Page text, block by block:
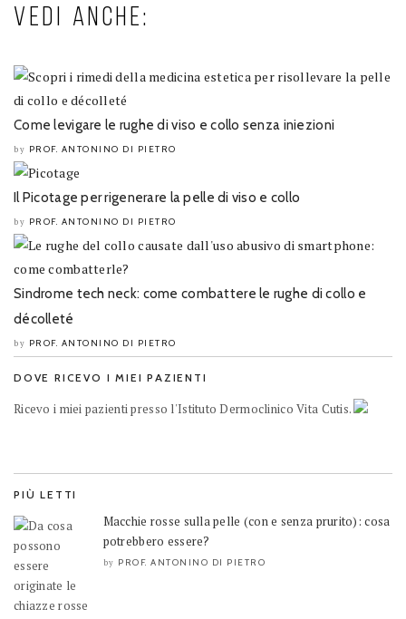
VEDI ANCHE:
Come levigare le rughe di viso e collo senza iniezioni
by PROF. ANTONINO DI PIETRO
Il Picotage per rigenerare la pelle di viso e collo
by PROF. ANTONINO DI PIETRO
Sindrome tech neck: come combattere le rughe di collo e
décolleté
by PROF. ANTONINO DI PIETRO
DOVE RICEVO I MIEI PAZIENTI
Ricevo i miei pazienti presso l'Istituto Dermoclinico Vita Cutis.
PIÙ LETTI
Macchie rosse sulla pelle (con e senza prurito): cosa
potrebbero essere?
by PROF. ANTONINO DI PIETRO